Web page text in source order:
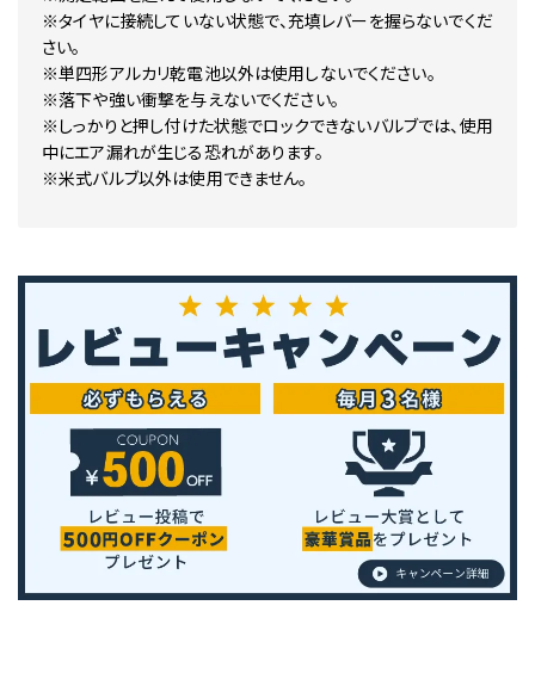
※タイヤに接続していない状態で、充填レバーを握らないでくだ
さい。
※単四形アルカリ乾電池以外は使用しないでください。
※落下や強い衝撃を与えないでください。
※しっかりと押し付けた状態でロックできないバルブでは、使用
中にエア漏れが生じる恐れがあります。
※米式バルブ以外は使用できません。